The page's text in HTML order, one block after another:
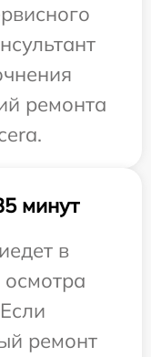
ремонта
минут
в
ремонт